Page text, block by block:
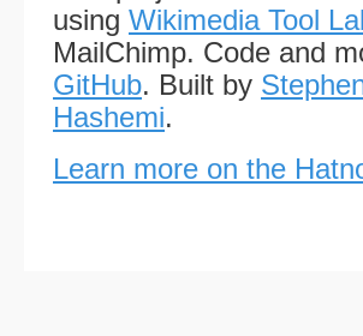
using Wikimedia Tool
MailChimp. Code and
GitHub. Built by
Hashemi.
Learn more on the